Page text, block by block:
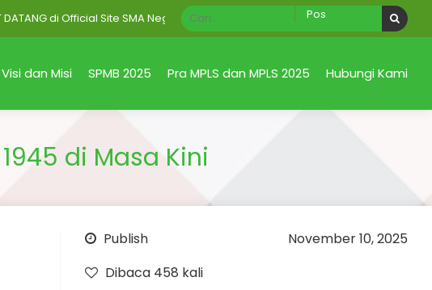
di Official Site SMA Negeri 1 Taman Sidoarjo Jawa Timur
Visi dan Misi SPMB 2025 Pra MPLS dan MPLS 2025 Hubungi Kami
di Masa Kini
Publish
November 10, 2025
Dibaca 458 kali